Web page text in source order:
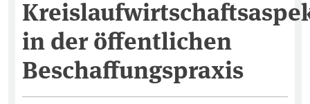
in der öffentlichen
Beschaffungspraxis